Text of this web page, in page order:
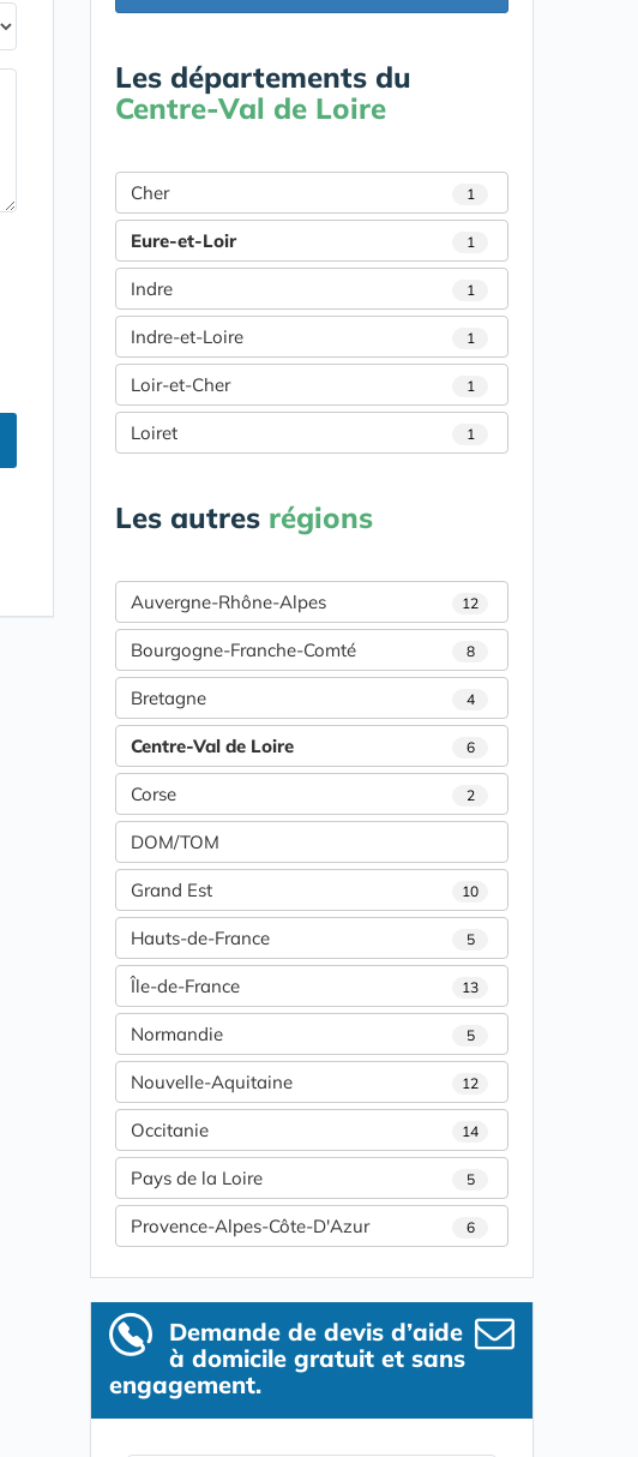
Les départements du
Centre-Val de Loire
Cher 1
Eure-et-Loir 1
Indre 1
Indre-et-Loire 1
Loir-et-Cher 1
Loiret 1
Les autres régions
Auvergne-Rhône-Alpes 12
Bourgogne-Franche-Comté 8
Bretagne 4
Centre-Val de Loire 6
Corse 2
DOM/TOM
Grand Est 10
Hauts-de-France 5
Île-de-France 13
Normandie 5
Nouvelle-Aquitaine 12
Occitanie 14
Pays de la Loire 5
Provence-Alpes-Côte-D'Azur 6
Demande de devis d’aide
à domicile gratuit et sans
engagement.